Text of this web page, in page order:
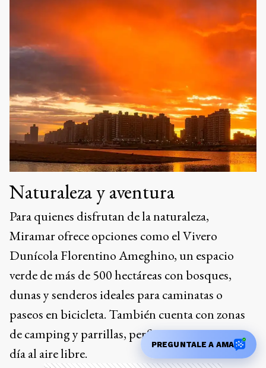
Naturaleza y aventura
Para quienes disfrutan de la naturaleza,
Miramar ofrece opciones como el Vivero
Dunícola Florentino Ameghino, un espacio
verde de más de 500 hectáreas con bosques,
dunas y senderos ideales para caminatas o
paseos en bicicleta. También cuenta con zonas
día al aire libre.
Ads
PREGUNTALE A AMA